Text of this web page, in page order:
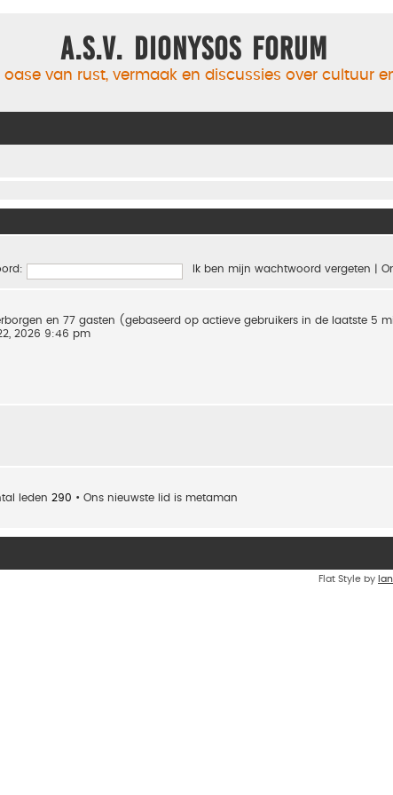
A.S.V. Dionysos Forum
oase van rust, vermaak en discussies over cultuur
Ik ben mijn wachtwoord vergeten
en 77 gasten (gebaseerd op actieve gebruikers in de laatste 5
2026 9:46 pm
leden 290 • Ons nieuwste lid is metaman
Flat Style by